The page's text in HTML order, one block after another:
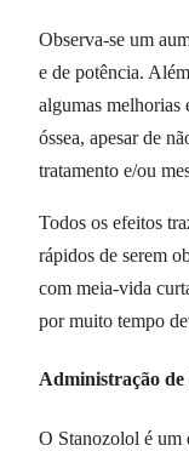
Observa-se um
e de potência.
algumas melhorias
óssea, apesar de
tratamento e/ou
Todos os efeitos
rápidos de serem
com meia-vida
por muito tempo
Administração de
O Stanozolol é um